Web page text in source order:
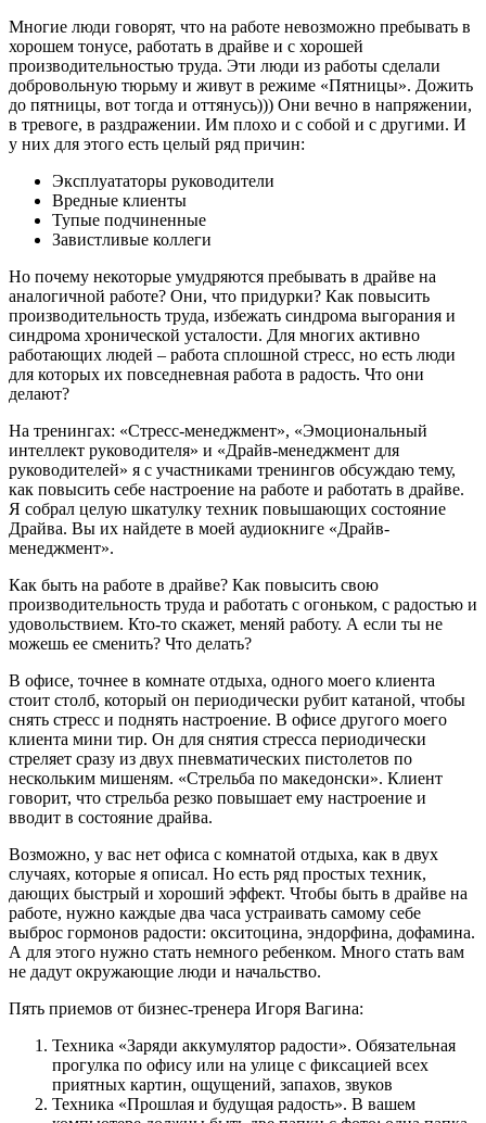
Многие люди говорят, что на работе невозможно пребывать в
хорошем тонусе, работать в драйве и с хорошей
производительностью труда. Эти люди из работы сделали
добровольную тюрьму и живут в режиме «Пятницы». Дожить
до пятницы, вот тогда и оттянусь))) Они вечно в напряжении,
в тревоге, в раздражении. Им плохо и с собой и с другими. И
у них для этого есть целый ряд причин:
Эксплуататоры руководители
Вредные клиенты
Тупые подчиненные
Завистливые коллеги
Но почему некоторые умудряются пребывать в драйве на
аналогичной работе? Они, что придурки? Как повысить
производительность труда, избежать синдрома выгорания и
синдрома хронической усталости. Для многих активно
работающих людей – работа сплошной стресс, но есть люди
для которых их повседневная работа в радость. Что они
делают?
На тренингах: «Стресс-менеджмент», «Эмоциональный
интеллект руководителя» и «Драйв-менеджмент для
руководителей» я с участниками тренингов обсуждаю тему,
как повысить себе настроение на работе и работать в драйве.
Я собрал целую шкатулку техник повышающих состояние
Драйва. Вы их найдете в моей аудиокниге «Драйв-
менеджмент».
Как быть на работе в драйве? Как повысить свою
производительность труда и работать с огоньком, с радостью и
удовольствием. Кто-то скажет, меняй работу. А если ты не
можешь ее сменить? Что делать?
В офисе, точнее в комнате отдыха, одного моего клиента
стоит столб, который он периодически рубит катаной, чтобы
снять стресс и поднять настроение. В офисе другого моего
клиента мини тир. Он для снятия стресса периодически
стреляет сразу из двух пневматических пистолетов по
нескольким мишеням. «Стрельба по македонски». Клиент
говорит, что стрельба резко повышает ему настроение и
вводит в состояние драйва.
Возможно, у вас нет офиса с комнатой отдыха, как в двух
случаях, которые я описал. Но есть ряд простых техник,
дающих быстрый и хороший эффект. Чтобы быть в драйве на
работе, нужно каждые два часа устраивать самому себе
выброс гормонов радости: окситоцина, эндорфина, дофамина.
А для этого нужно стать немного ребенком. Много стать вам
не дадут окружающие люди и начальство.
Пять приемов от бизнес-тренера Игоря Вагина:
Техника «Заряди аккумулятор радости». Обязательная
прогулка по офису или на улице с фиксацией всех
приятных картин, ощущений, запахов, звуков
Техника «Прошлая и будущая радость». В вашем